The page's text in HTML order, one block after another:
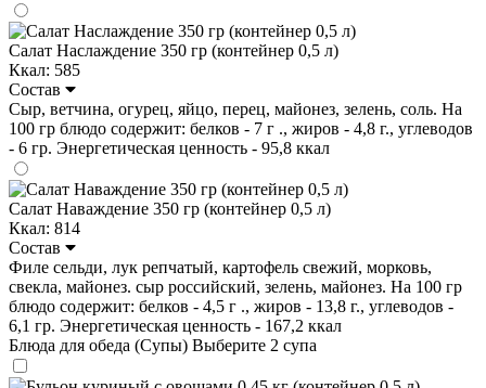
Салат Наслаждение 350 гр (контейнер 0,5 л)
Ккал: 585
Состав
Сыр, ветчина, огурец, яйцо, перец, майонез, зелень, соль. На
100 гр блюдо содержит: белков - 7 г ., жиров - 4,8 г., углеводов
- 6 гр. Энергетическая ценность - 95,8 ккал
Салат Наваждение 350 гр (контейнер 0,5 л)
Ккал: 814
Состав
Филе сельди, лук репчатый, картофель свежий, морковь,
свекла, майонез. сыр российский, зелень, майонез. На 100 гр
блюдо содержит: белков - 4,5 г ., жиров - 13,8 г., углеводов -
6,1 гр. Энергетическая ценность - 167,2 ккал
Блюда для обеда (Супы) Выберите 2 супа